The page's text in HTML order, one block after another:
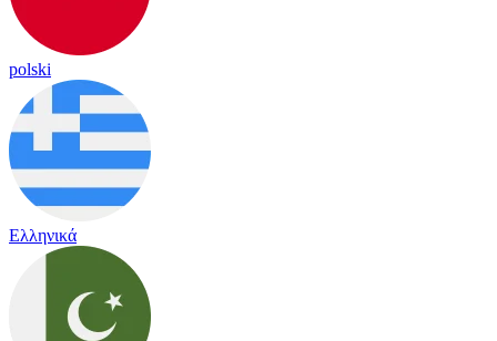
polski
Ελληνικά